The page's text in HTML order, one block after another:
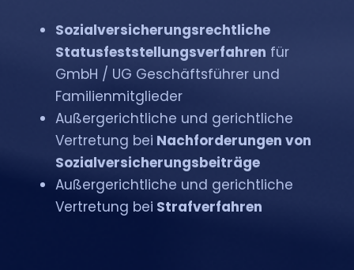
Sozialversicherungsrechtliche
Statusfeststellungsverfahren für
GmbH / UG Geschäftsführer und
Familienmitglieder
Außergerichtliche und gerichtliche
Vertretung bei Nachforderungen von
Sozialversicherungsbeiträge
Außergerichtliche und gerichtliche
Vertretung bei Strafverfahren